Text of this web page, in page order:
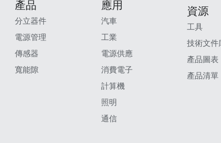
產品
分立器件
電源管理
傳感器
寬能隙
應用
汽車
工業
電源供應
消費電子
計算機
照明
通信
資源
工具
技術文件
產品圖表
產品清單